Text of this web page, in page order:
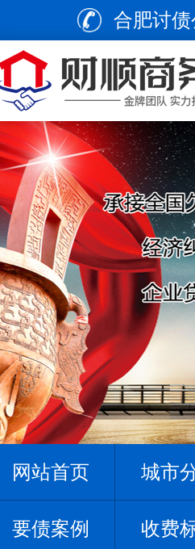
合肥讨债
网站首页 城市
要债案例 收费